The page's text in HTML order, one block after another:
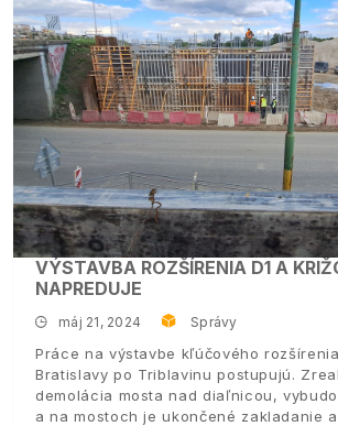
VÝSTAVBA ROZŠÍRENIA D1 A
NAPREDUJE
máj 21, 2024 Správy
Práce na výstavbe kľúčového rozšírenia
Bratislavy po Triblavinu postupujú.
demolácia mosta nad diaľnicou,
a na mostoch je ukončené zakladanie